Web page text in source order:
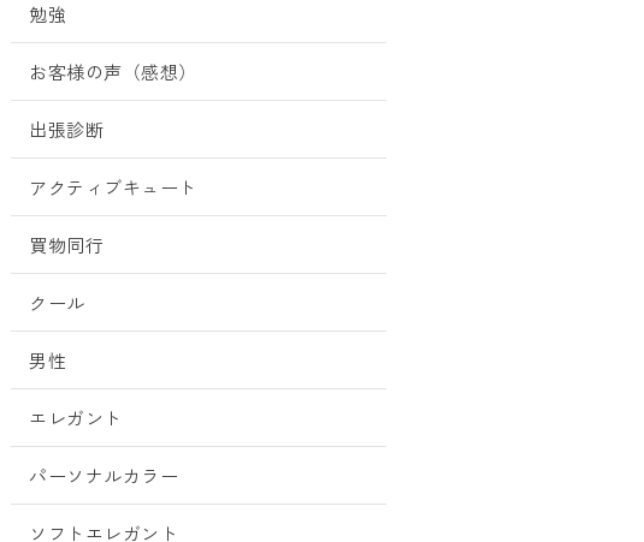
勉強
お客様の声（感想）
出張診断
アクティブキュート
買物同行
クール
男性
エレガント
パーソナルカラー
ソフトエレガント